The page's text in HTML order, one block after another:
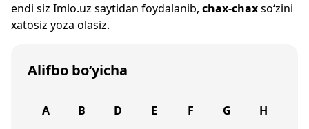
endi siz Imlo.uz saytidan foydalanib, chax-chaxso‘zini
xatosiz yoza olasiz.
Alifbo bo‘yicha
A B D E F G H